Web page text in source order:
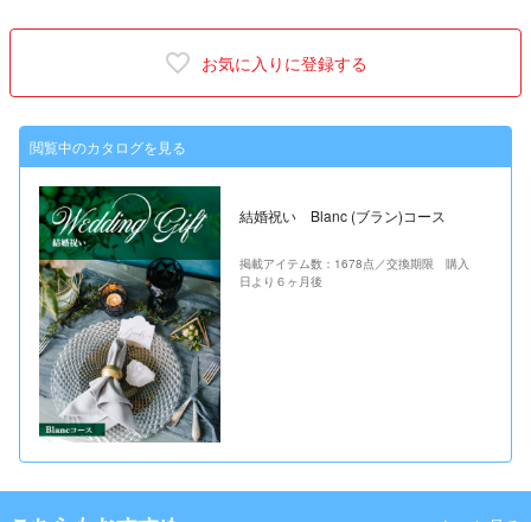
お気に入りに登録する
閲覧中のカタログを見る
結婚祝い Blanc (ブラン)コース
掲載アイテム数：1678点／交換期限 購入
日より６ヶ月後